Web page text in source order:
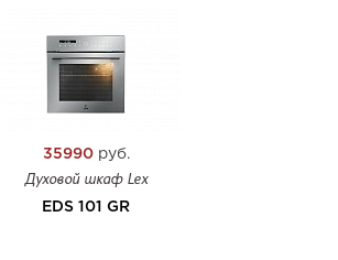
35990руб.
Духовой шкаф Lex
EDS 101 GR